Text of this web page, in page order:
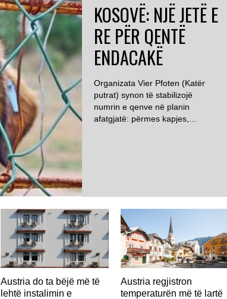
KOSOVË: NJË JETË E
RE PËR QENTË
ENDACAKË
Organizata Vier Pfoten (Katër
putrat) synon të stabilizojë
numrin e qenve në planin
afatgjatë: përmes kapjes,...
Austria do ta bëjë më të
lehtë instalimin e
Austria regjistron
temperaturën më të lartë